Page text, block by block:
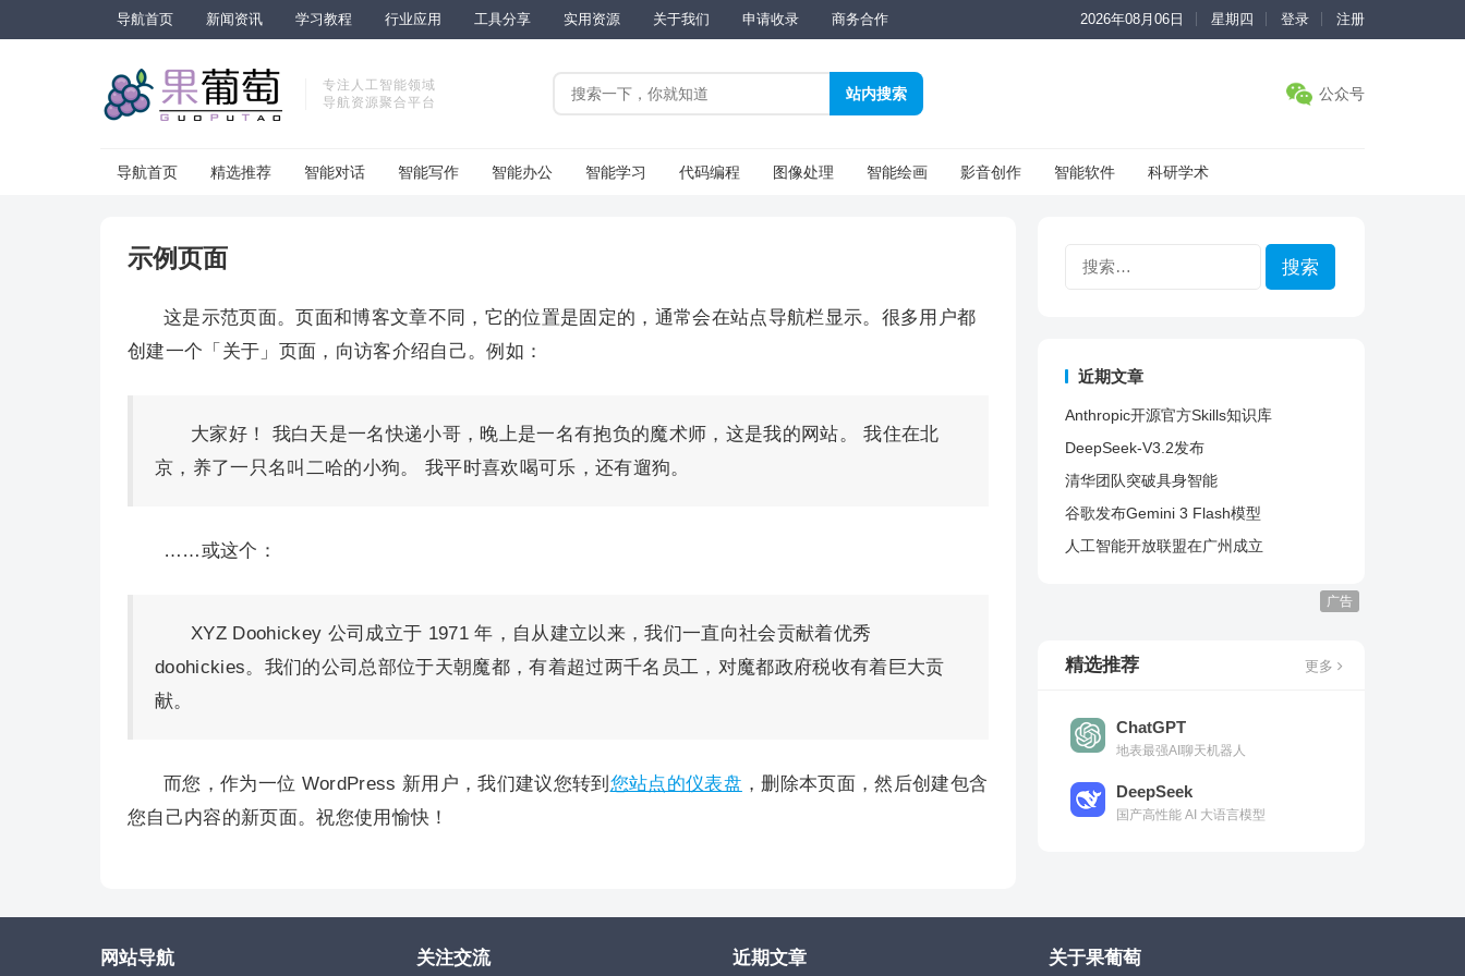
导航首页 新闻资讯 学习教程 行业应用 工具分享 实用资源 关于我们 申请收录 商务合作 2026年08月06日 星期四 登录 注册
专注人工智能领域
导航资源聚合平台
公众号
导航首页 精选推荐 智能对话 智能写作 智能办公 智能学习 代码编程 图像处理 智能绘画 影音创作 智能软件 科研学术
示例页面
这是示范页面。页面和博客文章不同，它的位置是固定的，通常会在站点导航栏显示。很多用户都
创建一个「关于」页面，向访客介绍自己。例如：
大家好！ 我白天是一名快递小哥，晚上是一名有抱负的魔术师，这是我的网站。 我住在北
京，养了一只名叫二哈的小狗。 我平时喜欢喝可乐，还有遛狗。
……或这个：
XYZ Doohickey 公司成立于 1971 年，自从建立以来，我们一直向社会贡献着优秀
doohickies。我们的公司总部位于天朝魔都，有着超过两千名员工，对魔都政府税收有着巨大贡
献。
而您，作为一位 WordPress 新用户，我们建议您转到 您站点的仪表盘 ，删除本页面，然后创建包含
您自己内容的新页面。祝您使用愉快！
近期文章
Anthropic开源官方Skills知识库
DeepSeek-V3.2发布
清华团队突破具身智能
谷歌发布Gemini 3 Flash模型
人工智能开放联盟在广州成立
广告
精选推荐 更多
ChatGPT
地表最强AI聊天机器人
DeepSeek
国产高性能 AI 大语言模型
网站导航 关注交流 近期文章 关于果葡萄